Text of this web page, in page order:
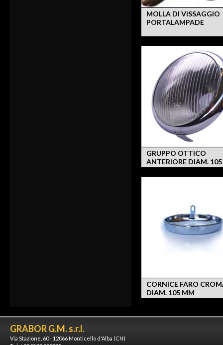
MOLLA DI VISSAGGIO
PORTALAMPADE
GRUPPO OTTICO
ANTERIORE DIAM.
CORNICE FARO
DIAM. 105 MM
GRABOR G.M. s.r.l.
Via Stazione, 60 - 12066 Monticello d'Alba (CN)